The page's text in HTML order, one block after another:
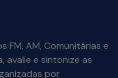
FM, AM, Comunitárias e
avalie e sintonize as
por